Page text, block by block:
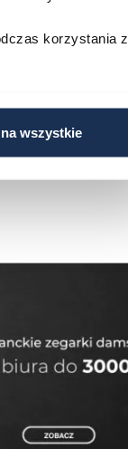
korzystania z
wszystkie